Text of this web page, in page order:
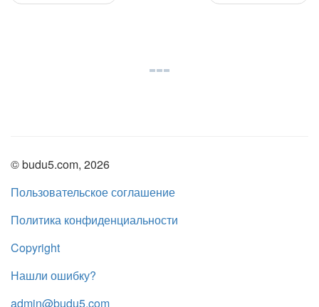
© budu5.com, 2026
Пользовательское соглашение
Политика конфиденциальности
Copyright
Нашли ошибку?
admin@budu5.com